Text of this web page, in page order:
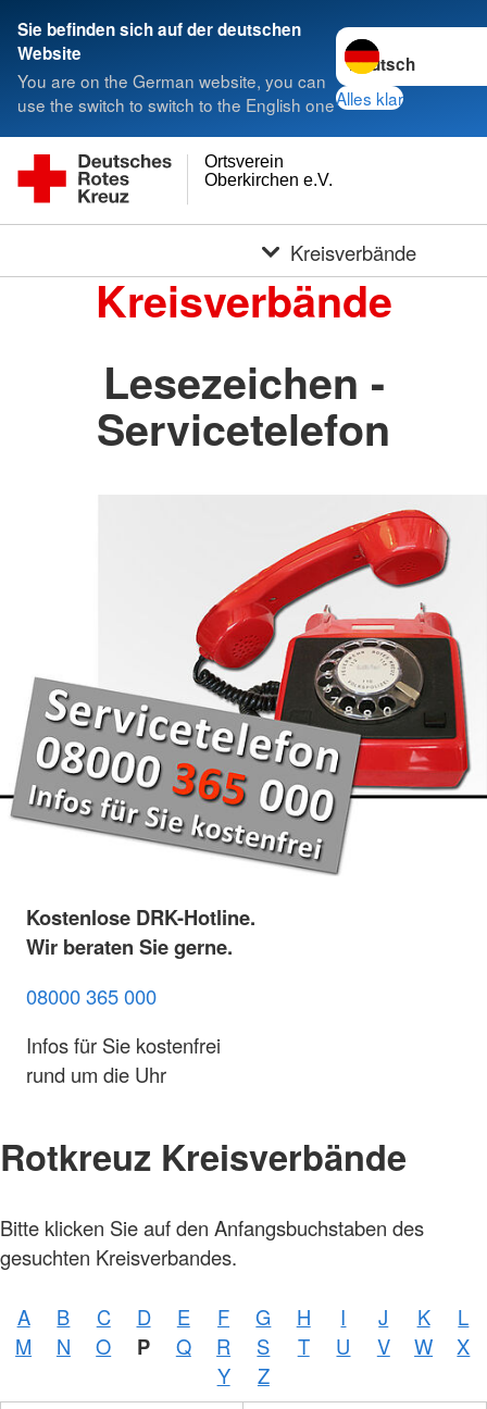
Sie befinden sich auf der deutschen
Website
You are on the German website, you can
use the switch to switch to the English one
Sprache wechseln
Alles klar
Oberkirchen e.V.
Ortsverein
Kreisverbände
Kreisverbände
Lesezeichen -
Servicetelefon
Kostenlose DRK-Hotline.
Wir beraten Sie gerne.
08000 365 000
Infos für Sie kostenfrei
rund um die Uhr
Rotkreuz Kreisverbände
Bitte klicken Sie auf den Anfangsbuchstaben des
gesuchten Kreisverbandes.
A B C D E F G H I J K
L
M
N O P Q R S T U V W
X
Y
Z